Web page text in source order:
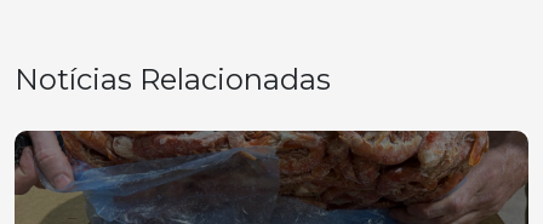
Notícias Relacionadas